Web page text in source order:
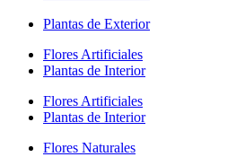
Plantas de Exterior
Flores Artificiales
Plantas de Interior
Flores Artificiales
Plantas de Interior
Flores Naturales